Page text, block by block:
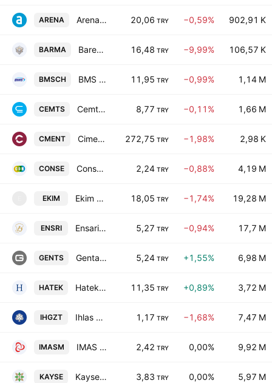
ARENA Arena Bilgisayar AS 20,06 TRY −0,59% 902,91 K
BARMA Barem Ambalaj Sanayi ve Ticaret AS 16,48 TRY −9,99% 106,57 K
BMSCH BMS Celik Hasir Sanayi Ve Ticaret A.S. 11,95 TRY −0,99% 1,14 M
CEMTS Cemtas Celik Makina Sanayi ve Ticaret A.S. 8,77 TRY −0,11% 1,66 M
CMENT Cimentas Izmir Cimento Fabrikasi Turk A.S. 272,75 TRY −1,98% 2,98 K
CONSE Consus Enerji Isletmeciligi ve Hizmetleri A.S. 2,24 TRY −0,88% 4,19 M
EKIM Ekim Turizm Ticaret ve Sanayi A.S. 18,05 TRY −1,74% 19,28 M
ENSRI Ensari Sinai Yatirimlar A.S. 5,27 TRY −0,94% 17,7 M
GENTS Gentas Dekoratif Yuzeyler Sanayi ve Ticaret A.S. 5,24 TRY +1,55% 6,98 M
HATEK Hateks Hatay Tekstil Isletmeleri A.S. 11,35 TRY +0,89% 3,72 M
IHGZT Ihlas Gazetecilik A.S. 1,17 TRY −1,68% 7,47 M
IMASM IMAS Makina Sanayi Anonim Sirketi 2,42 TRY 0,00% 9,92 M
KAYSE Kayseri Seker Fabrikasi AS 3,83 TRY 0,00% 5,97 M